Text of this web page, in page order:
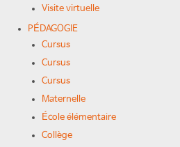
Visite virtuelle
PÉDAGOGIE
Cursus
Cursus
Cursus
Maternelle
École élémentaire
Collège